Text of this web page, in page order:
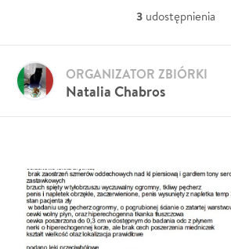
3 udostępnienia
Natalia Chabros
ORGANIZATOR ZBIÓRKI